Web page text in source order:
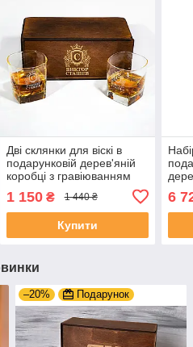
Дві склянки для віскі в
подарунковій дерев'яній
коробці з гравіюванням
1 150₴ 1 440 ₴
Купити
6
–20% Подарунок